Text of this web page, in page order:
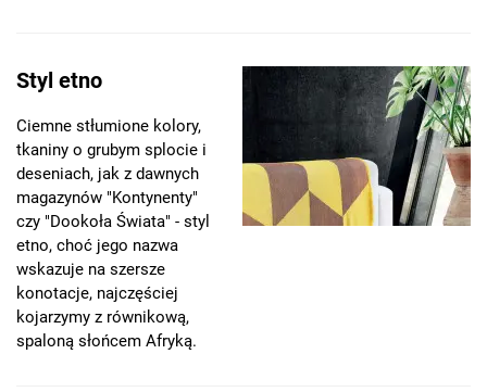
Styl etno
Ciemne stłumione kolory,
tkaniny o grubym splocie i
deseniach, jak z dawnych
magazynów "Kontynenty"
czy "Dookoła Świata" - styl
etno, choć jego nazwa
wskazuje na szersze
konotacje, najczęściej
kojarzymy z równikową,
spaloną słońcem Afryką.